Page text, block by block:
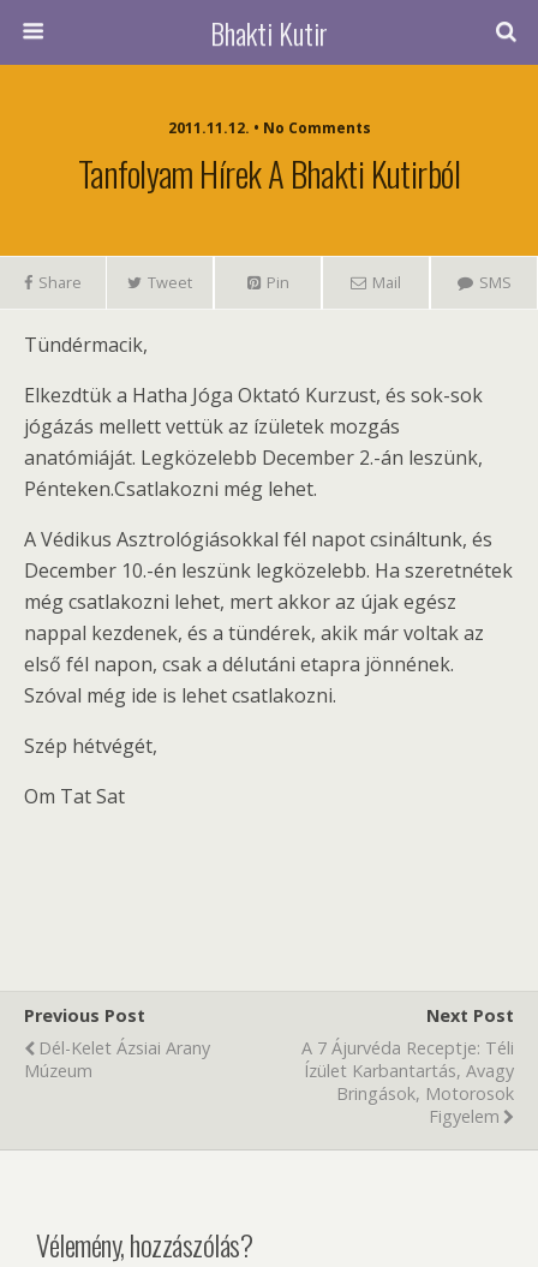
Bhakti Kutir
2011.11.12. • No Comments
Tanfolyam Hírek A Bhakti Kutirból
Share Tweet Pin Mail SMS
Tündérmacik,
Elkezdtük a Hatha Jóga Oktató Kurzust, és sok-sok
jógázás mellett vettük az ízületek mozgás
anatómiáját. Legközelebb December 2.-án leszünk,
Pénteken.Csatlakozni még lehet.
A Védikus Asztrológiásokkal fél napot csináltunk, és
December 10.-én leszünk legközelebb. Ha szeretnétek
még csatlakozni lehet, mert akkor az újak egész
nappal kezdenek, és a tündérek, akik már voltak az
első fél napon, csak a délutáni etapra jönnének.
Szóval még ide is lehet csatlakozni.
Szép hétvégét,
Om Tat Sat
Previous Post
Dél-Kelet Ázsiai Arany
Múzeum
Next Post
A 7 Ájurvéda Receptje: Téli
Ízület Karbantartás, Avagy
Bringások, Motorosok
Figyelem
Vélemény, hozzászólás?